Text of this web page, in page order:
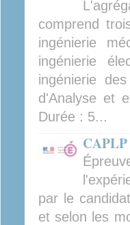
comprend
ingénierie
ingénierie
ingénierie
d'Analyse et
Durée : 5...
par le
et selon les